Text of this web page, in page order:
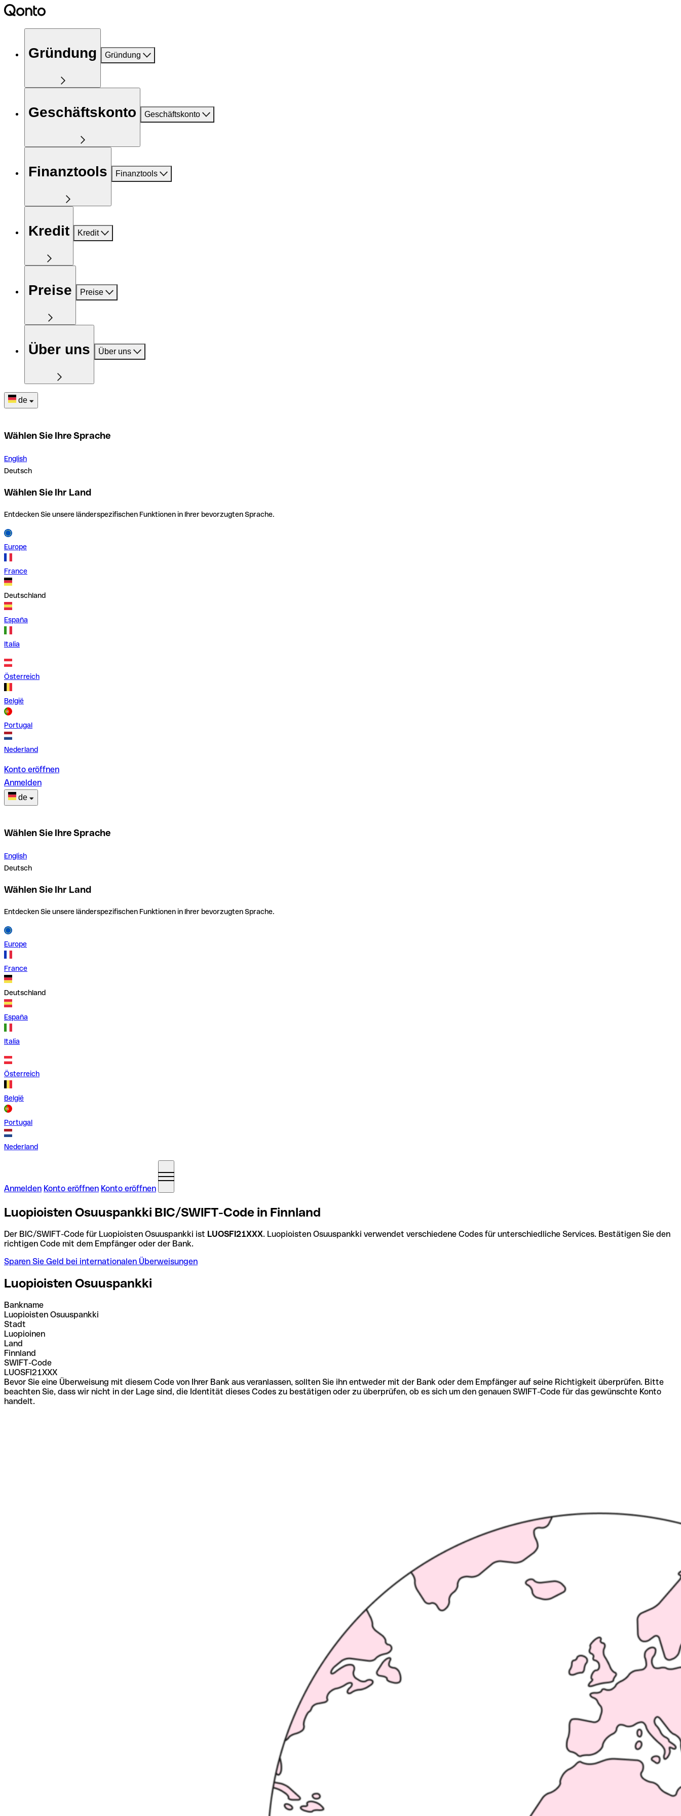
Gründung Gründung
Geschäftskonto Geschäftskonto
Finanztools Finanztools
Kredit Kredit
Preise Preise
Über uns Über uns
de
Wählen Sie Ihre Sprache
English
Deutsch
Wählen Sie Ihr Land
Entdecken Sie unsere länderspezifischen Funktionen in Ihrer bevorzugten Sprache.
Europe
France
Deutschland
España
Italia
Österreich
België
Portugal
Nederland
Konto eröffnen
Anmelden
de
Wählen Sie Ihre Sprache
English
Deutsch
Wählen Sie Ihr Land
Entdecken Sie unsere länderspezifischen Funktionen in Ihrer bevorzugten Sprache.
Europe
France
Deutschland
España
Italia
Österreich
België
Portugal
Nederland
Anmelden Konto eröffnen Konto eröffnen
Luopioisten Osuuspankki BIC/SWIFT-Code in Finnland
Der BIC/SWIFT-Code für Luopioisten Osuuspankki ist LUOSFI21XXX. Luopioisten Osuuspankki verwendet verschiedene Codes für unterschiedliche Services. Bestätigen Sie den
richtigen Code mit dem Empfänger oder der Bank.
Sparen Sie Geld bei internationalen Überweisungen
Luopioisten Osuuspankki
Bankname
Luopioisten Osuuspankki
Stadt
Luopioinen
Land
Finnland
SWIFT-Code
LUOSFI21XXX
Bevor Sie eine Überweisung mit diesem Code von Ihrer Bank aus veranlassen, sollten Sie ihn entweder mit der Bank oder dem Empfänger auf seine Richtigkeit überprüfen. Bitte
beachten Sie, dass wir nicht in der Lage sind, die Identität dieses Codes zu bestätigen oder zu überprüfen, ob es sich um den genauen SWIFT-Code für das gewünschte Konto
handelt.